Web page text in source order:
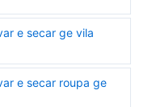
e secar ge vila
e secar roupa ge